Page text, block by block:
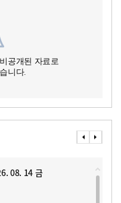
공개된 자료로
니다.
08. 14 금